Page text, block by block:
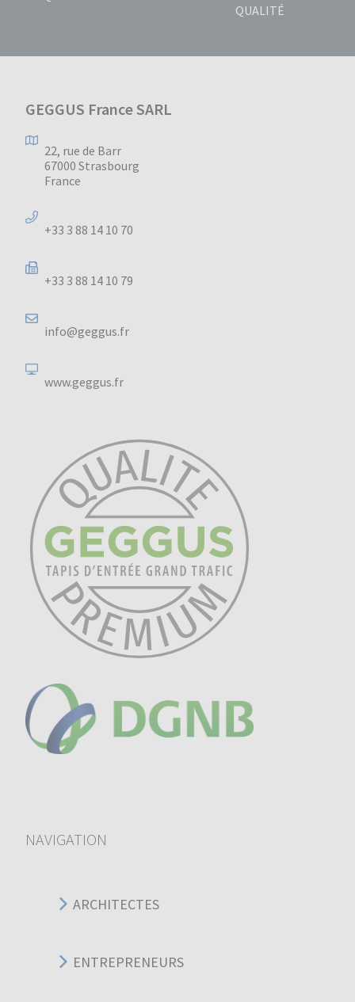
QUALITÉ
GEGGUS France SARL
22, rue de Barr
67000 Strasbourg
France
+33 3 88 14 10 70
+33 3 88 14 10 79
info@geggus.fr
www.geggus.fr
NAVIGATION
ARCHITECTES
ENTREPRENEURS